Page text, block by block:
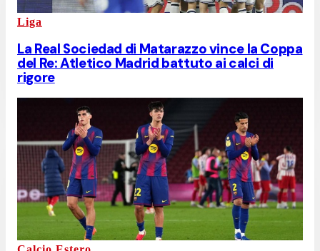
Liga
La Real Sociedad di Matarazzo vince la Coppa
del Re: Atletico Madrid battuto ai calci di
rigore